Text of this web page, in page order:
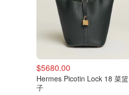
$5680.00
Hermes Picotin Lock 18 菜篮
子